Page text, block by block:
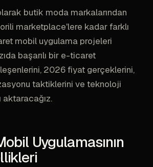
butik moda markalarından
marketplace'lere kadar farklı
mobil uygulama projeleri
başarılı bir e-ticaret
2026 fiyat gerçeklerini,
taktiklerini ve teknoloji
aktaracağız.
Uygulamasının